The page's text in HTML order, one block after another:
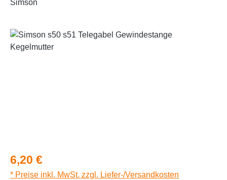
Simson
Bildergalerie überspringen
Regulärer Preis:
6,20 €
* Preise inkl. MwSt. zzgl. Liefer-/Versandkosten